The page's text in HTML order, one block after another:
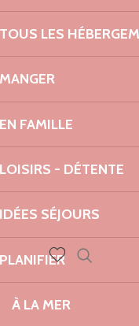
TOUS LES
MANGER
EN FAMILLE
LOISIRS - DÉTENTE
IDÉES SÉJOURS
PLANIFIER
À LA MER
- Côte de
vous aider à
à Lannion,
de Lannion-
et nos
inscrivez-vous à